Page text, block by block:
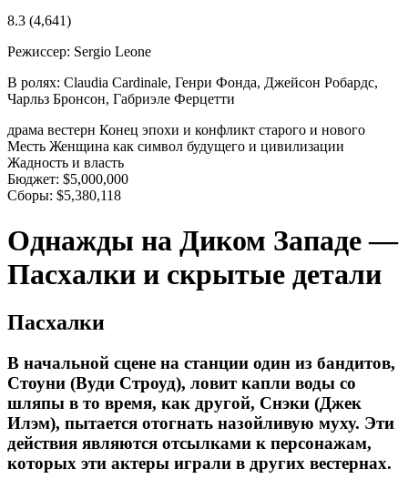
8.3 (4,641)
Режиссер: Sergio Leone
В ролях: Claudia Cardinale, Генри Фонда, Джейсон Робардс,
Чарльз Бронсон, Габриэле Ферцетти
драма вестерн Конец эпохи и конфликт старого и нового
Месть Женщина как символ будущего и цивилизации
Жадность и власть
Бюджет: $5,000,000
Сборы: $5,380,118
Однажды на Диком Западе —
Пасхалки и скрытые детали
Пасхалки
В начальной сцене на станции один из бандитов,
Стоуни (Вуди Строуд), ловит капли воды со
шляпы в то время, как другой, Снэки (Джек
Илэм), пытается отогнать назойливую муху. Эти
действия являются отсылками к персонажам,
которых эти актеры играли в других вестернах.